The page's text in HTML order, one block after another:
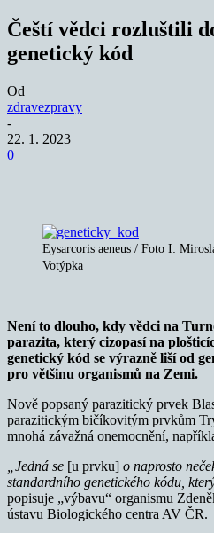
Čeští vědci rozluštili
genetický kód
Od
zdravezpravy
-
22. 1. 2023
0
Eysarcoris aeneus / Foto I:
Votýpka
Není to dlouho, kdy vědci na
parazita, který cizopasí na
genetický kód se výrazně liší od
pro většinu organismů na Zemi.
Nově popsaný parazitický prvek
parazitickým bičíkovitým prvkům
mnohá závažná onemocnění,
„Jedná se [u prvku] o naprosto
standardního genetického kódu,
popisuje „výbavu“ organismu
ústavu Biologického centra AV ČR.